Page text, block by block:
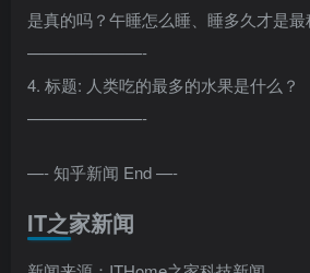
是真的吗？午睡怎么睡、睡多久才是最
———————-
4. 标题: 人类吃的最多的水果是什么？
———————-
—- 知乎新闻 End —-
IT之家新闻